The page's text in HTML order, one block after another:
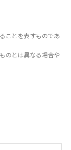
ことを表すものであ
のとは異なる場合や